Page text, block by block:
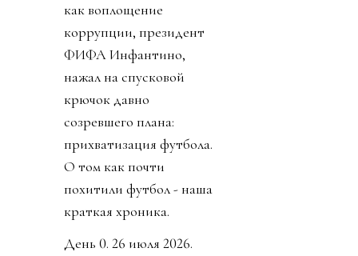
как воплощение
коррупции, президент
ФИФА Инфантино,
нажал на спусковой
крючок давно
созревшего плана:
прихватизация футбола.
О том как почти
похитили футбол - наша
краткая хроника.
День 0. 26 июля 2026.